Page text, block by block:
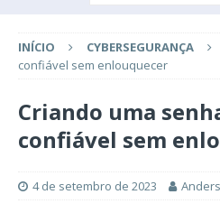
INÍCIO CYBERSEGURANÇA
confiável sem enlouquecer
Criando uma
confiável sem
4 de setembro de 2023